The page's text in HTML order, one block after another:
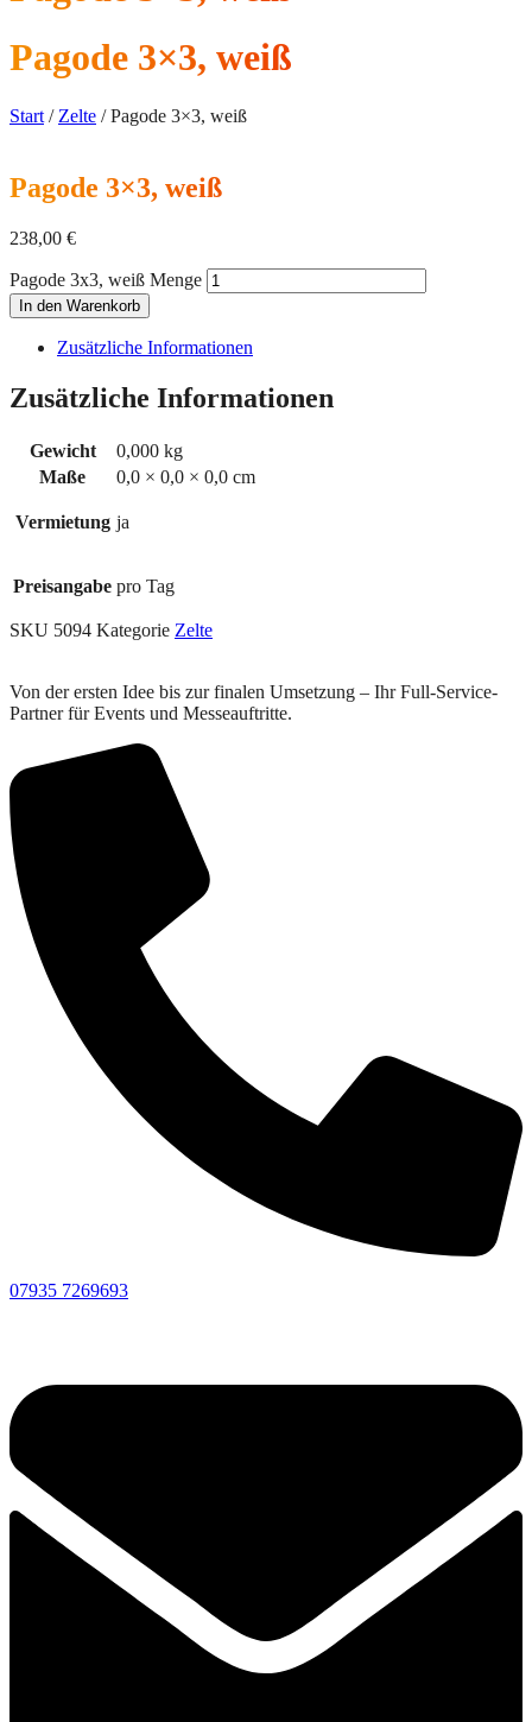
Pagode 3×3, weiß
Start / Zelte / Pagode 3×3, weiß
Pagode 3×3, weiß
238,00 €
Pagode 3x3, weiß Menge
In den Warenkorb
Zusätzliche Informationen
Zusätzliche Informationen
Gewicht
0,000 kg
Maße
0,0 × 0,0 × 0,0 cm
Vermietung ja
Preisangabe pro Tag
SKU 5094 Kategorie Zelte
Von der ersten Idee bis zur finalen Umsetzung – Ihr Full-Service-
Partner für Events und Messeauftritte.
07935 7269693